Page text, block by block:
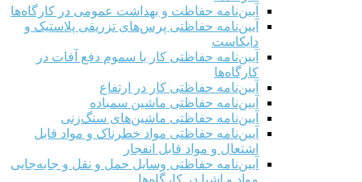
آیین‌نامه حفاظت و بهداشت عمومی در کارگاه‌ها
آیین‌نامه حفاظتی پرس‌های تزریقی پلاستیک و
دایکاست
آیین‌نامه حفاظتی کار با سموم دفع آفات در
کارگاه‌ها
آیین‌نامه حفاظتی کار در ارتفاع
آیین‌نامه حفاظتی ماشین سمباده
آیین‌نامه حفاظتی ماشین‌های سنگ‌زنی
آیین‌نامه حفاظتی مواد خطرناک و مواد قابل
اشتعال و مواد قابل انفجار
آیین‌نامه حفاظتی وسایل حمل و نقل و جابه‌جایی
مواد و اشیا در کارگاه‌ها